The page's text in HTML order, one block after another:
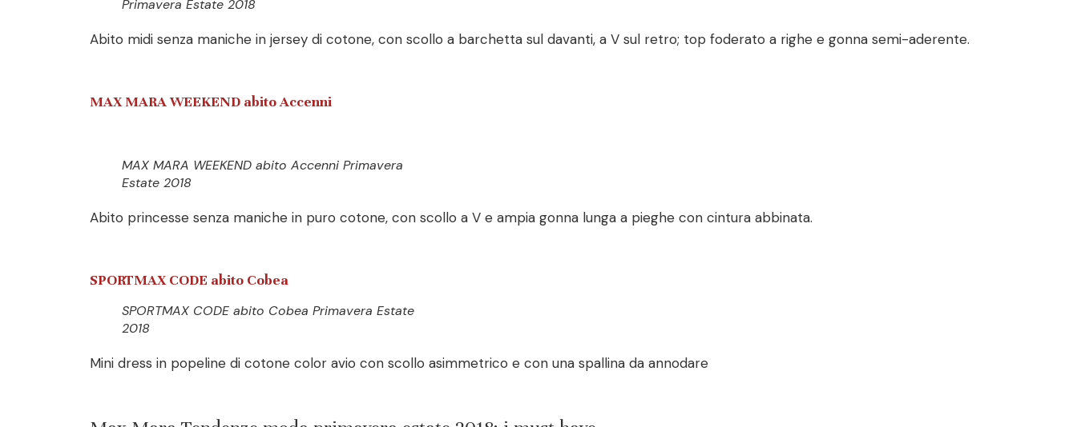
Primavera Estate 2018
Abito midi senza maniche in jersey di cotone, con scollo a barchetta sul davanti, a V sul retro; top foderato a righe e gonna semi-aderente.
MAX MARA WEEKEND abito Accenni
MAX MARA WEEKEND abito Accenni Primavera
Estate 2018
Abito princesse senza maniche in puro cotone, con scollo a V e ampia gonna lunga a pieghe con cintura abbinata.
SPORTMAX CODE abito Cobea
SPORTMAX CODE abito Cobea Primavera Estate
2018
Mini dress in popeline di cotone color avio con scollo asimmetrico e con una spallina da annodare